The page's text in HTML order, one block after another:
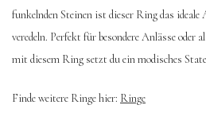
funkelnden Steinen ist dieser Ring das ideale
veredeln. Perfekt für besondere Anlässe oder
mit diesem Ring setzt du ein modisches
Finde weitere Ringe hier: Ringe